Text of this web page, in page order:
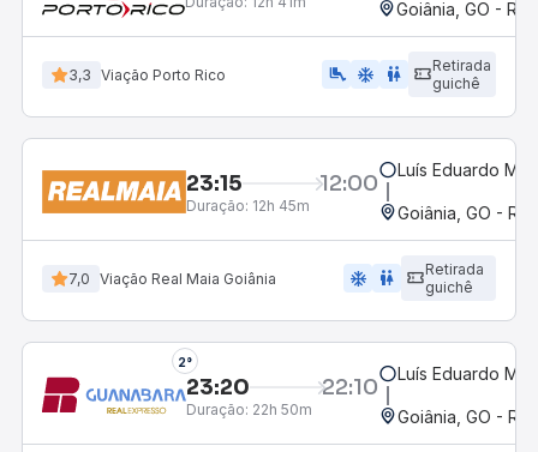
Goiânia, GO -
3,3 Viação Porto Rico airline_seat_legroom_extra ac_unit wc
Retirada
guichê
23:15 12:00
Duração: 12h 45m
Luís Eduardo
Goiânia, GO -
7,0 Viação Real Maia Goiânia ac_unit wc
Retirada
guichê
2°
23:20 22:10
Duração: 22h 50m
Luís Eduardo
Goiânia, GO -